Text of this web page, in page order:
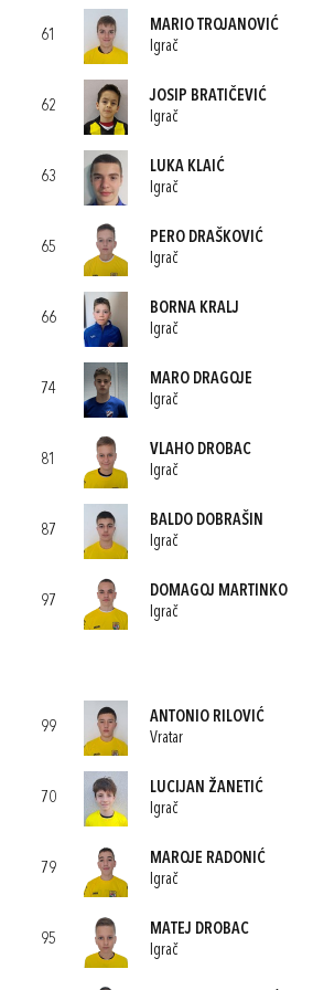
61
MARIO TROJANOVIĆ
Igrač
62
JOSIP BRATIČEVIĆ
Igrač
63
LUKA KLAIĆ
Igrač
65
PERO DRAŠKOVIĆ
Igrač
66
BORNA KRALJ
Igrač
74
MARO DRAGOJE
Igrač
81
VLAHO DROBAC
Igrač
87
BALDO DOBRAŠIN
Igrač
97
DOMAGOJ MARTINKO
Igrač
99
ANTONIO RILOVIĆ
Vratar
70
LUCIJAN ŽANETIĆ
Igrač
79
MAROJE RADONIĆ
Igrač
95
MATEJ DROBAC
Igrač